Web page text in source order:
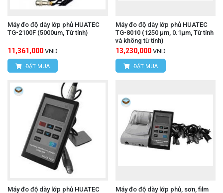
Máy đo độ dày lớp phủ HUATEC
TG-2100F (5000um, Từ tính)
11,361,000 VND
ĐẶT MUA
Máy đo độ dày lớp phủ HUATEC
TG-8010 (1250 μm, 0.1μm, Từ tính
và không từ tính)
13,230,000 VND
ĐẶT MUA
Máy đo độ dày lớp phủ HUATEC
Máy đo độ dày lớp phủ, sơn, film